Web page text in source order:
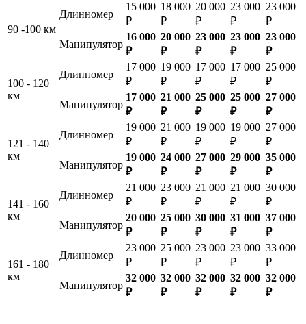
90 -100 км
Длинномер
15 000
₽
18 000
₽
20 000
₽
23 000
₽
23 000
₽
Манипулятор
16 000
₽
20 000
₽
23 000
₽
23 000
₽
23 000
₽
100 - 120
км
Длинномер
17 000
₽
19 000
₽
17 000
₽
17 000
₽
25 000
₽
Манипулятор
17 000
₽
21 000
₽
25 000
₽
25 000
₽
27 000
₽
121 - 140
км
Длинномер
19 000
₽
21 000
₽
19 000
₽
19 000
₽
27 000
₽
Манипулятор
19 000
₽
24 000
₽
27 000
₽
29 000
₽
35 000
₽
141 - 160
км
Длинномер
21 000
₽
23 000
₽
21 000
₽
21 000
₽
30 000
₽
Манипулятор
20 000
₽
25 000
₽
30 000
₽
31 000
₽
37 000
₽
161 - 180
км
Длинномер
23 000
₽
25 000
₽
23 000
₽
23 000
₽
33 000
₽
Манипулятор
32 000
₽
32 000
₽
32 000
₽
32 000
₽
32 000
₽